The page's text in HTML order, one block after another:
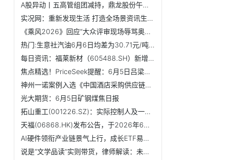
A股异动丨五高管组团减持，鼎龙股份午间收跌5.5%|简讯
实况网：重新发现生活 打造全场景资讯生活门户
《乘风2026》回应“大众评审现场辱骂奥运冠军王濛”：该观众...
热门:生意社汽油6月6日均差为30.71元/吨 由正向缩小重新扩大
每日资讯：福莱新材（605488.SH）新增一起对外投资，被投资公...
焦点精选！PriceSeek提醒：6月5日吕梁炼焦煤价格上调
神州一诺案例入选《中国酒店采购供应链发展蓝皮书》
光大期货：6月5日矿钢煤焦日报
拓山重工(001226.SZ)：实际控制人及一致行动人拟减持不超过2.81%股份
天福(06868.HK)发布公告，于2026年6月4日斥资8390港元回购300...
AI硬件领衔产业链景气上行，成长ETF易方达（159259）半日获净...
说是“文学品读”实则带货，律师解读：未授权直播朗读《主角...